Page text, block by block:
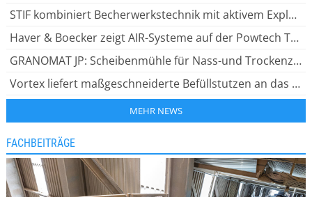
STIF kombiniert Becherwerkstechnik mit aktivem Explosionsschutz
Haver & Boecker zeigt AIR-Systeme auf der Powtech Technopharm 2026
GRANOMAT JP: Scheibenmühle für Nass-und Trockenzerkleinerung
Vortex liefert maßgeschneiderte Befüllstutzen an das Kraftwerk Drax
MEHR NEWS
FACHBEITRÄGE